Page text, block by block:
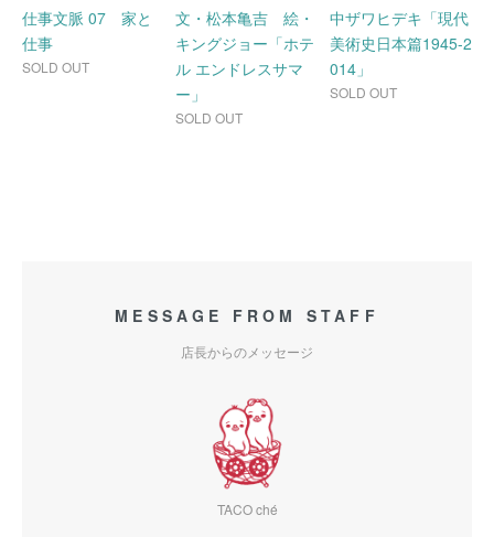
仕事文脈 07 家と
仕事
SOLD OUT
文・松本亀吉 絵・
キングジョー「ホテ
ル エンドレスサマ
ー」
SOLD OUT
中ザワヒデキ「現代
美術史日本篇1945-2
014」
SOLD OUT
MESSAGE FROM STAFF
店長からのメッセージ
TACO ché